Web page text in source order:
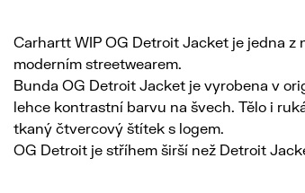
Carhartt WIP OG Detroit Jacket je jedna
moderním streetwearem.
Bunda OG Detroit Jacket je vyrobena v
lehce kontrastní barvu na švech. Tělo i
tkaný čtvercový štítek s logem.
OG Detroit je stříhem širší než Detroit